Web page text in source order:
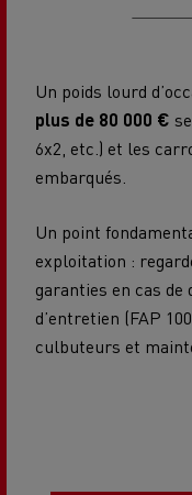
Un poids lourd
plus de 80 000 €
6x2, etc.) et les
embarqués.
Un point
exploitation :
garanties en cas
d’entretien (FAP
culbuteurs et